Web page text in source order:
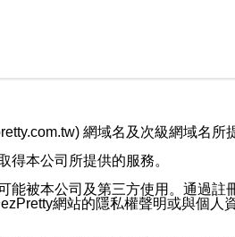
網域名及次級網域名
本公司所提供的服務。
被本公司及第三方使用。通過
網站的隱私權聲明或與個人